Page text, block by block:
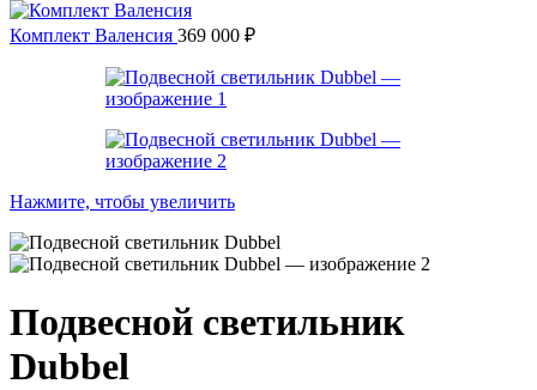
Комплект Валенсия 369 000 ₽
Нажмите, чтобы увеличить
Подвесной светильник
Dubbel